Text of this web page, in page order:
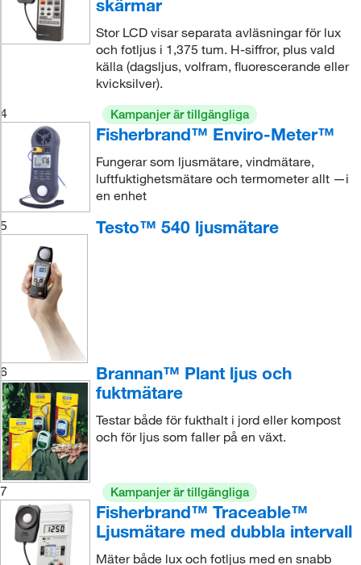
skärmar
Stor LCD visar separata avläsningar för lux
och fotljus i 1,375 tum. H-siffror, plus vald
källa (dagsljus, volfram, fluorescerande eller
kvicksilver).
4
Kampanjer är tillgängliga
Fisherbrand™ Enviro-Meter™
Fungerar som ljusmätare, vindmätare,
luftfuktighetsmätare och termometer allt —i
en enhet
5
Testo™ 540 ljusmätare
6
Brannan™ Plant ljus och
fuktmätare
Testar både för fukthalt i jord eller kompost
och för ljus som faller på en växt.
7 Kampanjer är tillgängliga
Fisherbrand™ Traceable™
Ljusmätare med dubbla intervall
Mäter både lux och fotljus med en snabb